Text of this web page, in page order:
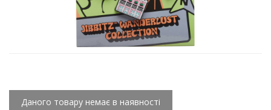
Даного товару немає в наявності